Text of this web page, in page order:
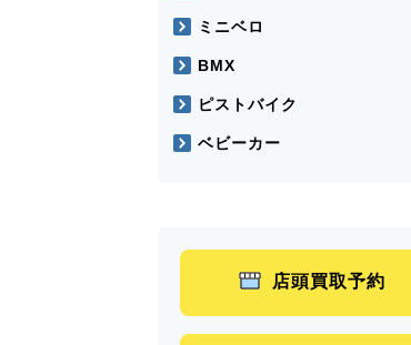
ミニベロ
BMX
ピストバイク
ベビーカー
店頭買取予約